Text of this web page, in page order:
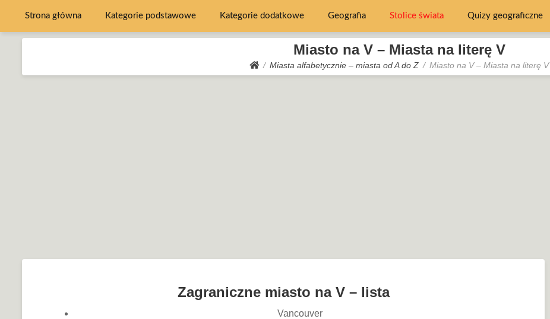
Strona główna Kategorie podstawowe Kategorie dodatkowe Geografia Stolice świata Quizy geograficzne
Miasto na V – Miasta na literę V
Miasta alfabetycznie – miasta od A do Z Miasto na V – Miasta na literę V
Zagraniczne miasto na V – lista
Vancouver